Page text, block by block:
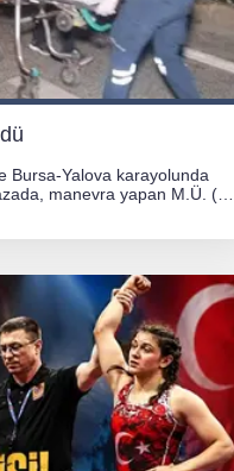
Bursa-Yalova karayolunda
manevra yapan M.Ü. (35)